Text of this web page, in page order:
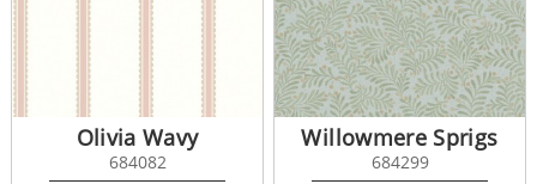
Olivia Wavy
684082
Willowmere Sprigs
684299